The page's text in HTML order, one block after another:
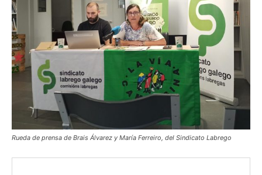
Rueda de prensa de Brais Álvarez y María Ferreiro, del Sindicato Labrego